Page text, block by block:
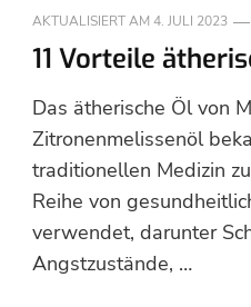
AKTUALISIERT AM 4. JULI 2023
11 Vorteile
Das ätherische Öl von
Zitronenmelissenöl
traditionellen Medizin
Reihe von
verwendet, darunter
Angstzustände, …